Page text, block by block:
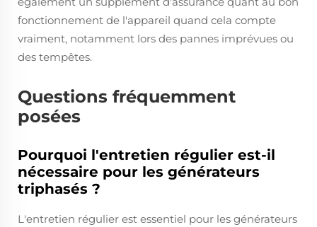
fonctionnement de l'appareil quand cela compte
vraiment, notamment lors des pannes imprévues ou
des tempêtes.
Questions fréquemment
posées
Pourquoi l'entretien régulier est-il
nécessaire pour les générateurs
triphasés ?
L'entretien régulier est essentiel pour les générateurs